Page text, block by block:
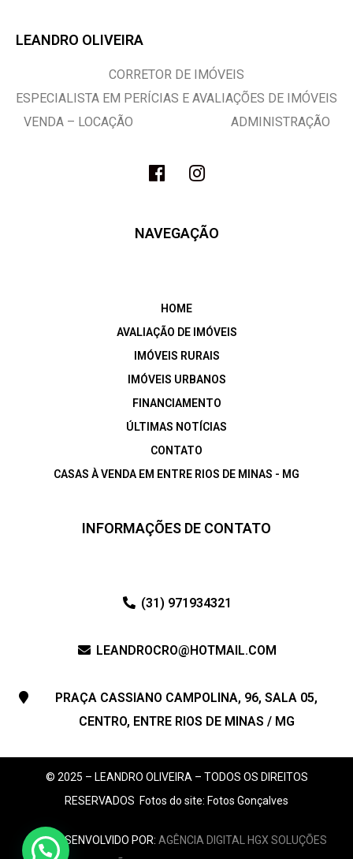
LEANDRO OLIVEIRA
CORRETOR DE IMÓVEIS
ESPECIALISTA EM PERÍCIAS E AVALIAÇÕES DE IMÓVEIS
VENDA – LOCAÇÃO ADMINISTRAÇÃO
NAVEGAÇÃO
HOME
AVALIAÇÃO DE IMÓVEIS
IMÓVEIS RURAIS
IMÓVEIS URBANOS
FINANCIAMENTO
ÚLTIMAS NOTÍCIAS
CONTATO
CASAS À VENDA EM ENTRE RIOS DE MINAS - MG
INFORMAÇÕES DE CONTATO
(31) 971934321
LEANDROCRO@HOTMAIL.COM
PRAÇA CASSIANO CAMPOLINA, 96, SALA 05,
CENTRO, ENTRE RIOS DE MINAS / MG
© 2025 – LEANDRO OLIVEIRA – TODOS OS DIREITOS
RESERVADOS Fotos do site: Fotos Gonçalves
SITE DESENVOLVIDO POR: AGÊNCIA DIGITAL HGX SOLUÇÕES